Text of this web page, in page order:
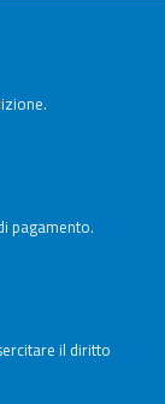
pagamento.
il diritto